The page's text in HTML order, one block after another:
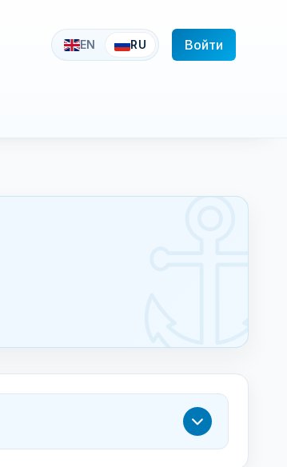
EN RU Войти